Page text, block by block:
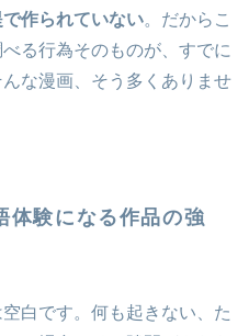
作られていない。だからこ
る行為そのものが、すでに
な漫画、そう多くありませ
体験になる作品の強
白です。何も起きない、た